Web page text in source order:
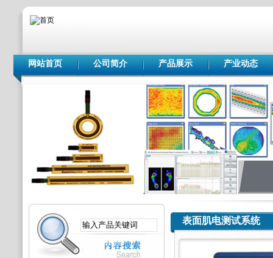
网站首页 公司简介 产品展示 产业动态
表面肌电测试系统